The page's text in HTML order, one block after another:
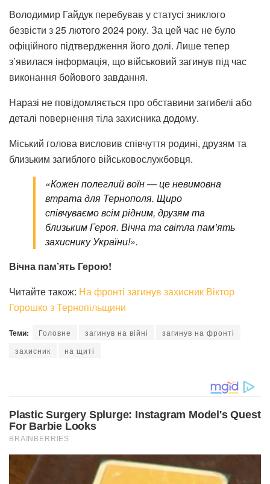
Володимир Гайдук перебував у статусі зниклого
безвісти з 25 лютого 2024 року. За цей час не було
офіційного підтвердження його долі. Лише тепер
з’явилася інформація, що військовий загинув під час
виконання бойового завдання.
Наразі не повідомляється про обставини загибелі або
деталі повернення тіла захисника додому.
Міський голова висловив співчуття родині, друзям та
близьким загиблого військовослужбовця.
«Кожен полеглий воїн — це невимовна
втрата для Тернополя. Щиро
співчуваємо всім рідним, друзям та
близьким Героя. Вічна та світла пам’ять
захиснику України!».
Вічна пам’ять Герою!
Читайте також: На фронті загинув захисник Віктор
Горошко з Тернопільщини
Теми: Головне загинув на війні
загинув на фронті
захисник
на щиті